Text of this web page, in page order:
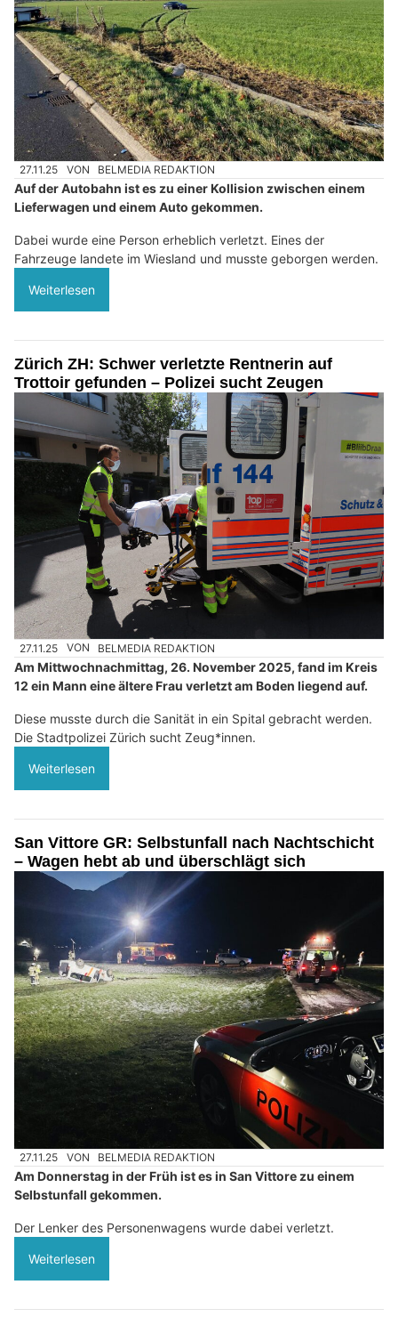
27.11.25 VON BELMEDIA REDAKTION
Auf der Autobahn ist es zu einer Kollision zwischen einem
Lieferwagen und einem Auto gekommen.
Dabei wurde eine Person erheblich verletzt. Eines der
Fahrzeuge landete im Wiesland und musste geborgen werden.
Weiterlesen
Zürich ZH: Schwer verletzte Rentnerin auf
Trottoir gefunden – Polizei sucht Zeugen
27.11.25 VON BELMEDIA REDAKTION
Am Mittwochnachmittag, 26. November 2025, fand im Kreis
12 ein Mann eine ältere Frau verletzt am Boden liegend auf.
Diese musste durch die Sanität in ein Spital gebracht werden.
Die Stadtpolizei Zürich sucht Zeug*innen.
Weiterlesen
San Vittore GR: Selbstunfall nach Nachtschicht
– Wagen hebt ab und überschlägt sich
27.11.25 VON BELMEDIA REDAKTION
Am Donnerstag in der Früh ist es in San Vittore zu einem
Selbstunfall gekommen.
Der Lenker des Personenwagens wurde dabei verletzt.
Weiterlesen